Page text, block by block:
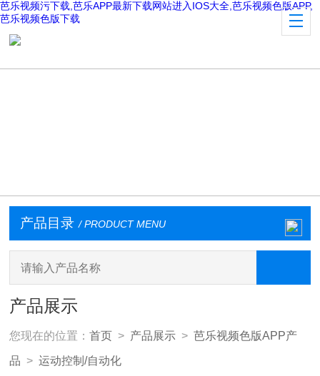
芭乐视频污下载,芭乐APP最新下载网站进入IOS大全,芭乐视频色版APP,
芭乐视频色版下载
产品目录 / PRODUCT MENU
产品展示
您现在的位置：首页 > 产品展示 >芭乐视频色版APP产
品 >运动控制/自动化